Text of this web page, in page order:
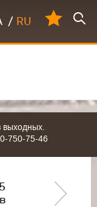
/ RU
750-75-46